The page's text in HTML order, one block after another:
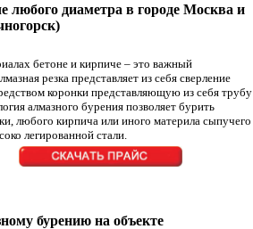
любого диаметра в городе Москва и
бетоне и кирпиче – это важный
резка представляет из себя сверление
коронки представляющую из себя трубу
алмазного бурения позволяет бурить
любого кирпича или иного материла сыпучего
легированной стали.
бурению на объекте